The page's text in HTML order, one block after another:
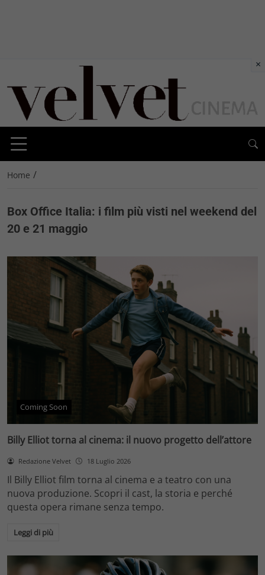
Home /
Box Office Italia: i film più visti nel weekend del
20 e 21 maggio
Coming Soon
Billy Elliot torna al cinema: il nuovo progetto dell’attore
Redazione Velvet 18 Luglio 2026
Il Billy Elliot film torna al cinema e a teatro con una
nuova produzione. Scopri il cast, la storia e perché
questa opera rimane senza tempo.
Leggi di più
×